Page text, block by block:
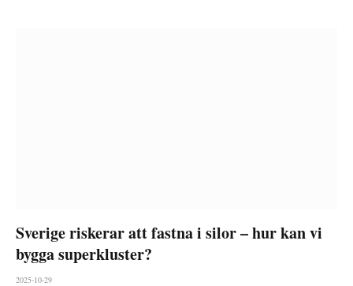
Sverige riskerar att fastna i silor – hur kan vi
bygga superkluster?
2025-10-29